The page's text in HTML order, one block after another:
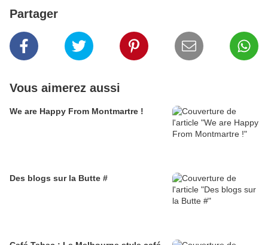
Partager
Vous aimerez aussi
We are Happy From Montmartre !
Des blogs sur la Butte #